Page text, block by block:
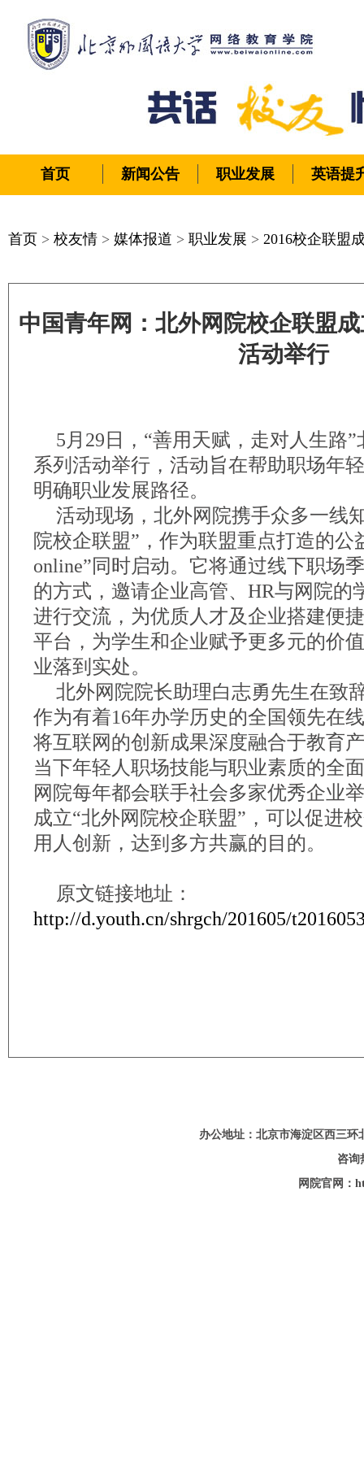
首页 新闻公告 职业发展 英语提
首页 > 校友情 > 媒体报道 > 职业发展 > 2016校企联盟
中国青年网：北外网院校企联盟
活动举行
5月29日，“善用天赋，走对人生路
系列活动举行，活动旨在帮助职场年
明确职业发展路径。
活动现场，北外网院携手众多一线
院校企联盟”，作为联盟重点打造的公
online”同时启动。它将通过线下职场
的方式，邀请企业高管、HR与网院的
进行交流，为优质人才及企业搭建便
平台，为学生和企业赋予更多元的价
业落到实处。
北外网院院长助理白志勇先生在致
作为有着16年办学历史的全国领先在
将互联网的创新成果深度融合于教育
当下年轻人职场技能与职业素质的全
网院每年都会联手社会多家优秀企业
成立“北外网院校企联盟”，可以促进
用人创新，达到多方共赢的目的。
原文链接地址：
http://d.youth.cn/shrgch/201605/
办公地址：北京市海淀区西三环
咨询
网院官网：